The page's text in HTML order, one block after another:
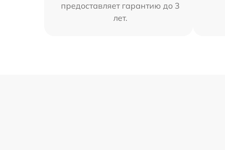
предоставляет гарантию до 3
лет.